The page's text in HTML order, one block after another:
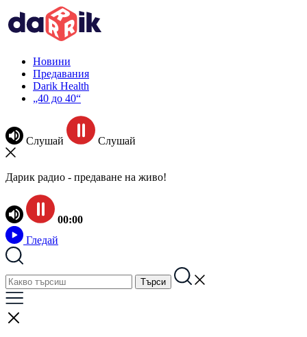
Новини
Предавания
Darik Health
„40 до 40“
Слушай Слушай
Дарик радио - предаване на живо!
00:00
Гледай